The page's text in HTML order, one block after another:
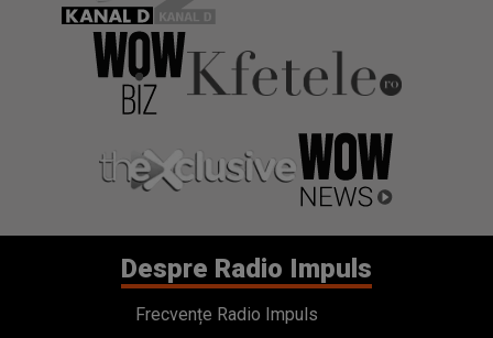
Despre Radio Impuls
Frecvențe Radio Impuls